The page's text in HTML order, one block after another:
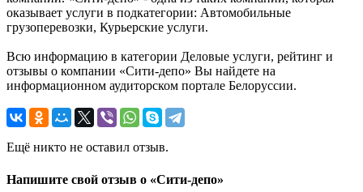
оказывает услуги в подкатегории: Автомобильные
грузоперевозки, Курьерские услуги.
Всю информацию в категории Деловые услуги, рейтинг и
отзывы о компании «Сити-депо» Вы найдете на
информационном аудиторском портале Белоруссии.
Ещё никто не оставил отзыв.
Напишите свой отзыв о «Сити-депо»